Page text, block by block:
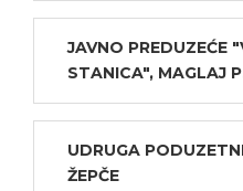
JAVNO PREDUZEĆE
STANICA", MAGLAJ
UDRUGA
ŽEPČE